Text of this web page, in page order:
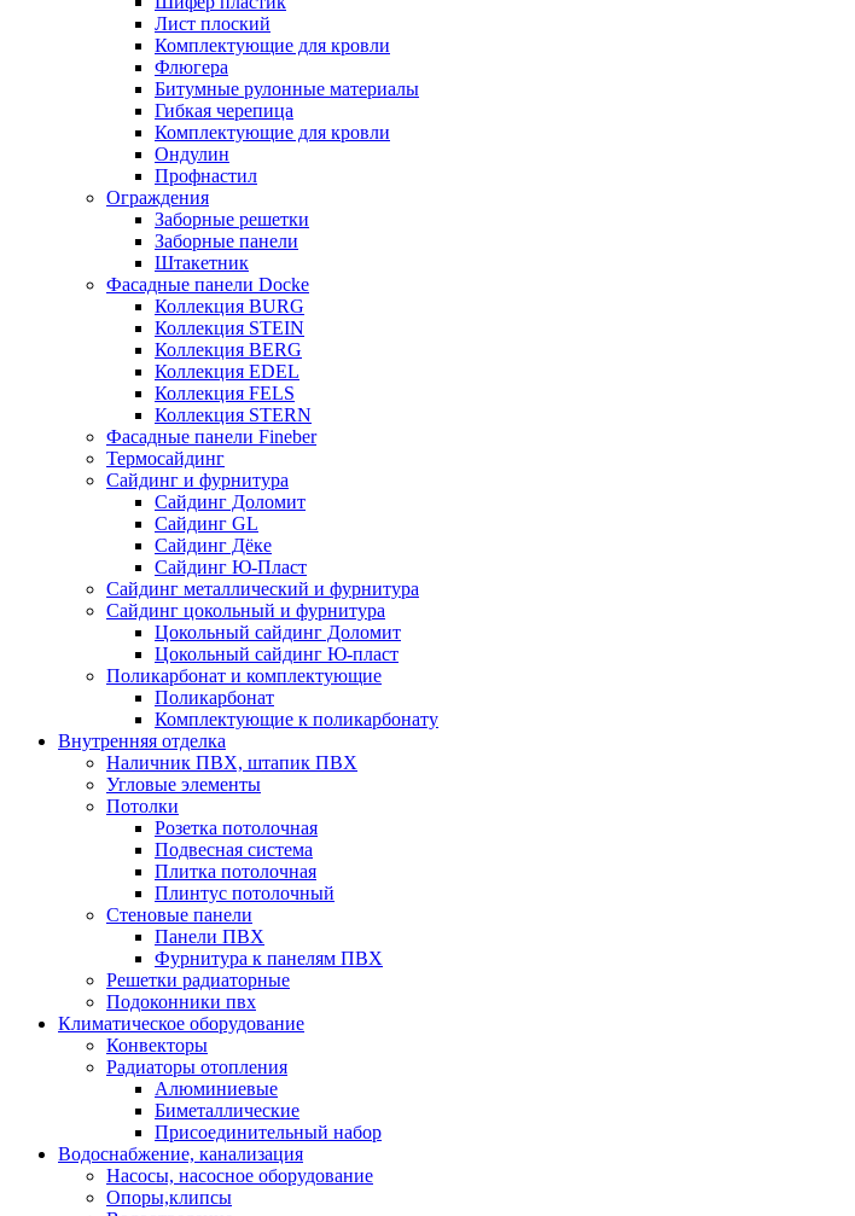
Лист плоский
Комплектующие для кровли
Флюгера
Битумные рулонные материалы
Гибкая черепица
Комплектующие для кровли
Ондулин
Профнастил
Ограждения
Заборные решетки
Заборные панели
Штакетник
Фасадные панели Docke
Коллекция BURG
Коллекция STEIN
Коллекция BERG
Коллекция EDEL
Коллекция FELS
Коллекция STERN
Фасадные панели Fineber
Термосайдинг
Сайдинг и фурнитура
Сайдинг Доломит
Сайдинг GL
Сайдинг Дёке
Сайдинг Ю-Пласт
Сайдинг металлический и фурнитура
Сайдинг цокольный и фурнитура
Цокольный сайдинг Доломит
Цокольный сайдинг Ю-пласт
Поликарбонат и комплектующие
Поликарбонат
Комплектующие к поликарбонату
Внутренняя отделка
Наличник ПВХ, штапик ПВХ
Угловые элементы
Потолки
Розетка потолочная
Подвесная система
Плитка потолочная
Плинтус потолочный
Стеновые панели
Панели ПВХ
Фурнитура к панелям ПВХ
Решетки радиаторные
Подоконники пвх
Климатическое оборудование
Конвекторы
Радиаторы отопления
Алюминиевые
Биметаллические
Присоединительный набор
Водоснабжение, канализация
Насосы, насосное оборудование
Опоры,клипсы